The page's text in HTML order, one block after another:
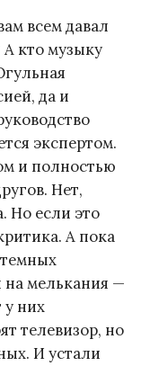
всем давал
кто музыку
да и
экспертом.
и полностью
Нет,
Но если это
А пока
мелькания —
у них
телевизор, но
И устали